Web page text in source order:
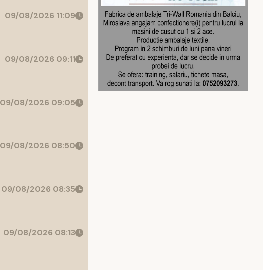
09/08/2026 11:09
09/08/2026 09:11
09/08/2026 09:05
09/08/2026 08:50
09/08/2026 08:35
09/08/2026 08:13